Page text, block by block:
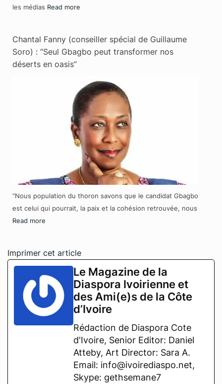
les médias Read more
Chantal Fanny (conseiller spécial de Guillaume
Soro) : “Seul Gbagbo peut transformer nos
déserts en oasis”
“Nous population du thoron savons que le candidat Gbagbo
est celui qui pourrait, la paix et la cohésion retrouvée, nous
Read more
Imprimer cet article
Le Magazine de la
Diaspora Ivoirienne et
des Ami(e)s de la Côte
d’Ivoire
Rédaction de Diaspora Cote
d'Ivoire, Senior Editor: Daniel
Atteby, Art Director: Sara A.
Email: info@ivoirediaspo.net,
Skype: gethsemane7